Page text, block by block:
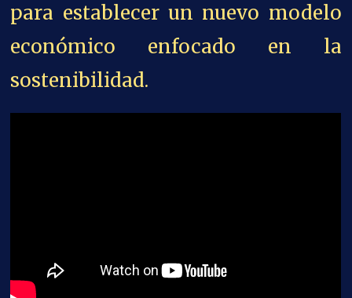
para establecer un nuevo modelo
económico enfocado en la
sostenibilidad.